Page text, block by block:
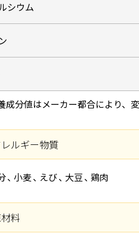
シウム
成分値はメーカー都合により、
ルギー物質
小麦 えび 大豆 鶏肉
料